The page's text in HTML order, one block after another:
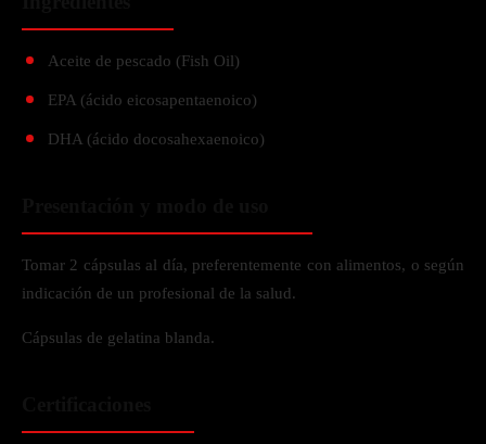
Aceite de pescado (Fish Oil)
EPA (ácido eicosapentaenoico)
DHA (ácido docosahexaenoico)
Tomar 2 cápsulas al día, preferentemente con alimentos, o según
indicación de un profesional de la salud.
Cápsulas de gelatina blanda.